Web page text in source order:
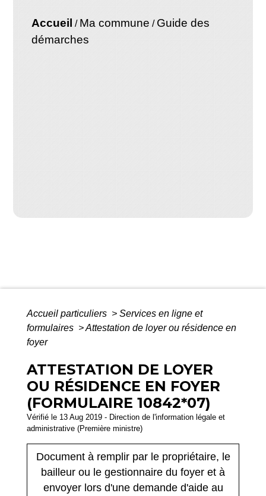
Accueil / Ma commune / Guide des
démarches
Accueil particuliers > Services en ligne et
formulaires >Attestation de loyer ou résidence en
foyer
ATTESTATION DE LOYER
OU RÉSIDENCE EN FOYER
(FORMULAIRE 10842*07)
Vérifié le 13 Aug 2019 - Direction de l'information légale et
administrative (Première ministre)
Document à remplir par le propriétaire, le
bailleur ou le gestionnaire du foyer et à
envoyer lors d'une demande d'aide au